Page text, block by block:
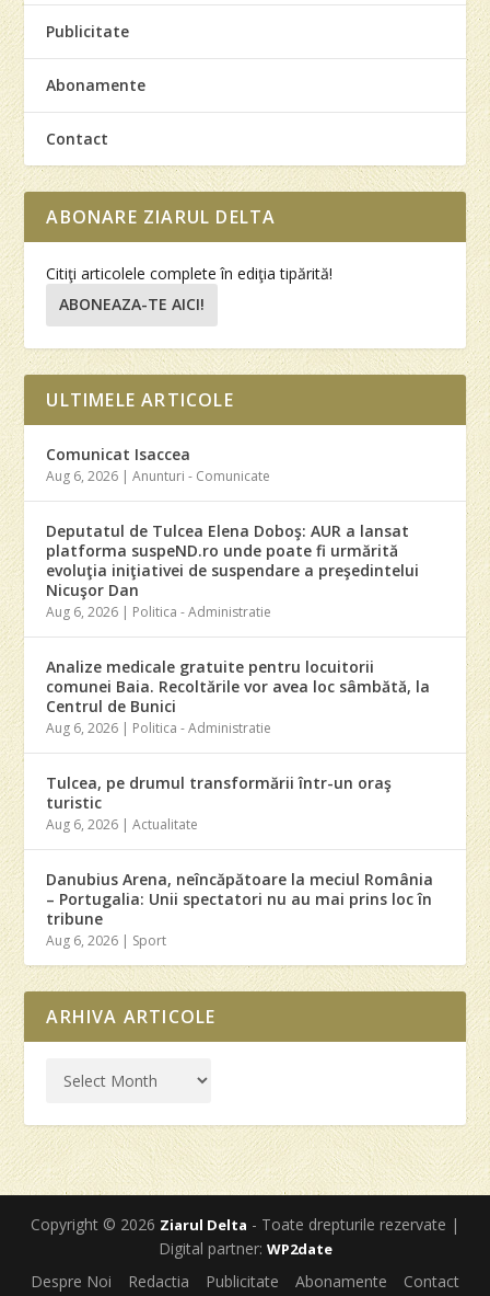
Publicitate
Abonamente
Contact
ABONARE ZIARUL DELTA
Citiţi articolele complete în ediţia tipărită!
ABONEAZA-TE AICI!
ULTIMELE ARTICOLE
Comunicat Isaccea
Aug 6, 2026 |Anunturi - Comunicate
Deputatul de Tulcea Elena Doboş: AUR a lansat
platforma suspeND.ro unde poate fi urmărită
evoluţia iniţiativei de suspendare a preşedintelui
Nicuşor Dan
Aug 6, 2026 | Politica - Administratie
Analize medicale gratuite pentru locuitorii
comunei Baia. Recoltările vor avea loc sâmbătă, la
Centrul de Bunici
Aug 6, 2026 | Politica - Administratie
Tulcea, pe drumul transformării într-un oraş
turistic
Aug 6, 2026 |Actualitate
Danubius Arena, neîncăpătoare la meciul România
– Portugalia: Unii spectatori nu au mai prins loc în
tribune
Aug 6, 2026 | Sport
ARHIVA ARTICOLE
Copyright © 2026 Ziarul Delta - Toate drepturile rezervate |
Digital partner: WP2date
Despre Noi Redactia Publicitate Abonamente Contact